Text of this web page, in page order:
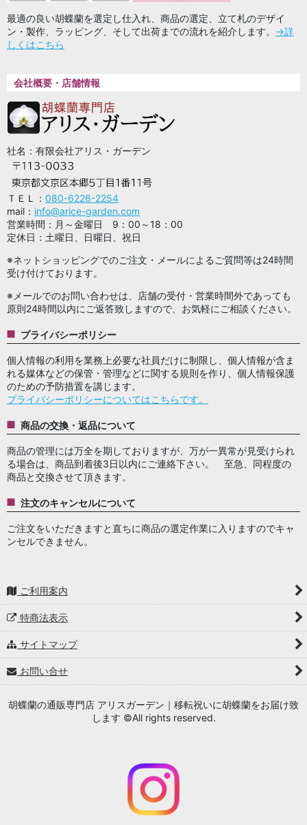
最適の良い胡蝶蘭を選定し仕入れ、商品の選定、立て札のデザイ
ン・製作、ラッピング、そして出荷までの流れを紹介します。 →詳
しくはこちら
会社概要・店舗情報
社名：有限会社アリス・ガーデン
ＴＥＬ： 080-6226-2254
mail： info@arice-garden.com
営業時間：月～金曜日 9：00～18：00
定休日：土曜日、日曜日、祝日
※ネットショッピングでのご注文・メールによるご質問等は24時間
受け付けております。
※メールでのお問い合わせは、店舗の受付・営業時間外であっても
原則24時間以内にご返答致しますので、お気軽にご相談ください。
プライバシーポリシー
個人情報の利用を業務上必要な社員だけに制限し、個人情報が含ま
れる媒体などの保管・管理などに関する規則を作り、個人情報保護
のための予防措置を講じます。
プライバシーポリシーについてはこちらです。
商品の交換・返品について
商品の管理には万全を期しておりますが、万が一異常が見受けられ
る場合は、商品到着後3日以内にご連絡下さい。 至急、同程度の
商品と交換させて頂きます。
注文のキャンセルについて
ご注文をいただきますと直ちに商品の選定作業に入りますのでキャ
ンセルできません。
ご利用案内
特商法表示
サイトマップ
お問い合せ
胡蝶蘭の通販専門店 アリスガーデン｜移転祝いに胡蝶蘭をお届け致
します ©All rights reserved.